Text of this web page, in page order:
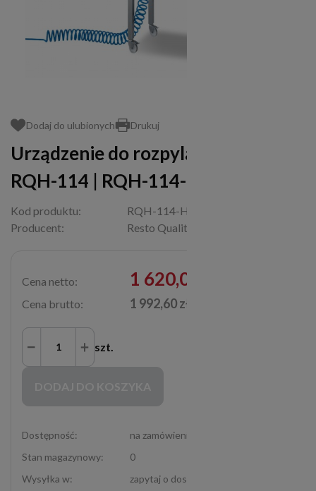
Dodaj do ulubionych Drukuj
Urządzenie do rozpylania wody do
RQH-114 | RQH-114-HWC
Kod produktu:
RQH-114-HWC
Producent:
Resto Quality
Cena netto: 1 620,00 zł
Cena brutto: 1 992,60 zł
szt.
Dostępność:
na zamówienie
Stan magazynowy:
0
Wysyłka w:
zapytaj o dostępność (12-307-06-72)